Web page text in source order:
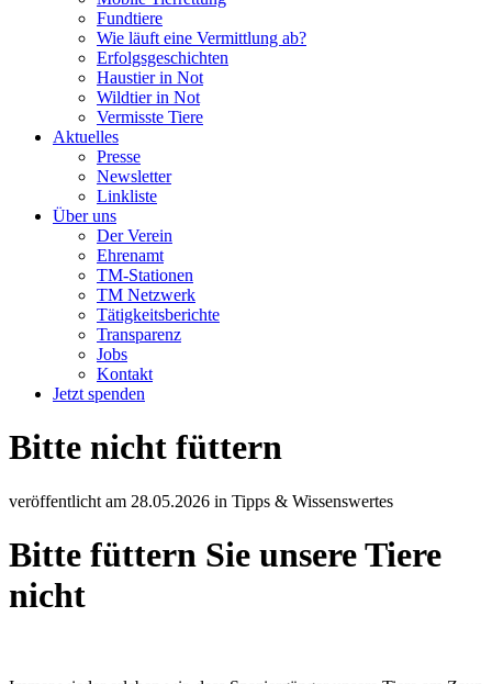
Fundtiere
Wie läuft eine Vermittlung ab?
Erfolgsgeschichten
Haustier in Not
Wildtier in Not
Vermisste Tiere
Aktuelles
Presse
Newsletter
Linkliste
Über uns
Der Verein
Ehrenamt
TM-Stationen
TM Netzwerk
Tätigkeitsberichte
Transparenz
Jobs
Kontakt
Jetzt spenden
Bitte nicht füttern
veröffentlicht am 28.05.2026 in Tipps & Wissenswertes
Bitte füttern Sie unsere Tiere
nicht